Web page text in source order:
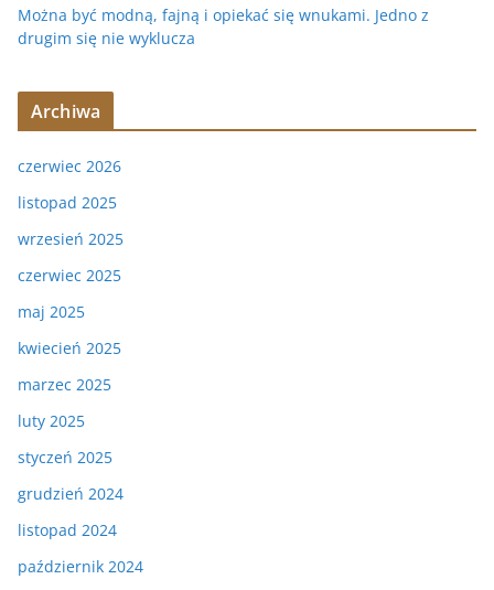
Można być modną, fajną i opiekać się wnukami. Jedno z
drugim się nie wyklucza
Archiwa
czerwiec 2026
listopad 2025
wrzesień 2025
czerwiec 2025
maj 2025
kwiecień 2025
marzec 2025
luty 2025
styczeń 2025
grudzień 2024
listopad 2024
październik 2024